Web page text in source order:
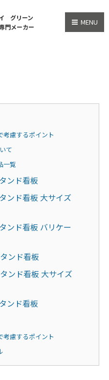
グリーン
門メーカー
MENU
考慮するポイント
て
一覧
ンド看板
ンド看板 大サイズ
ンド看板 バリケー
ンド看板
ンド看板 大サイズ
ンド看板
考慮するポイント